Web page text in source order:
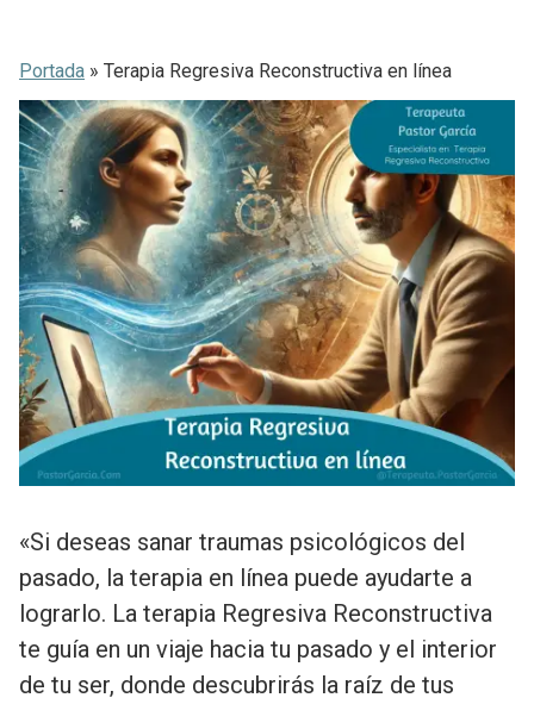
contenido
Portada » Terapia Regresiva Reconstructiva en línea
«Si deseas sanar traumas psicológicos del
pasado, la terapia en línea puede ayudarte a
lograrlo. La terapia Regresiva Reconstructiva
te guía en un viaje hacia tu pasado y el interior
de tu ser, donde descubrirás la raíz de tus